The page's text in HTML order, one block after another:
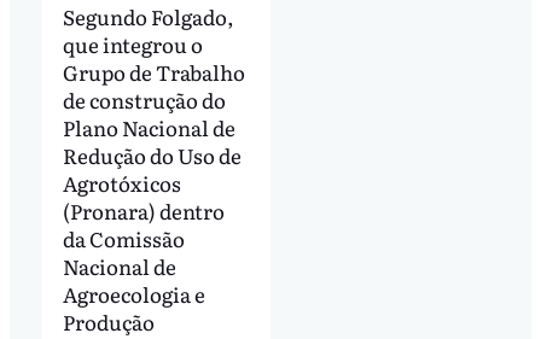
Segundo Folgado,
que integrou o
Grupo de Trabalho
de construção do
Plano Nacional de
Redução do Uso de
Agrotóxicos
(Pronara) dentro
da Comissão
Nacional de
Agroecologia e
Produção